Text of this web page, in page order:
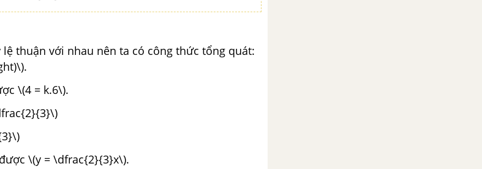
thuận với nhau nên ta có công thức tổng quát:
\(4 = k.6\).
\(y = \dfrac{2}{3}x\).